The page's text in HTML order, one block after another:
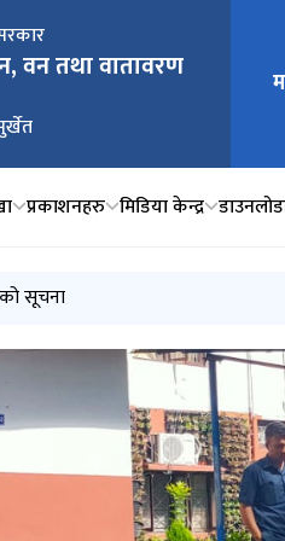
वन तथा वातावरण मुख्य
प्रकाशनहरु मिडिया केन्द्र
हुम्लाको पञ्चवर्षिय वन व्यवस्थापन
सूचना जाँचबुझ मूल्याङ्कन तथा
बिवरण बुझाउने सम्बन्धी अत्यन्त
पेस गर्ने सम्वन्धी सूचना ।